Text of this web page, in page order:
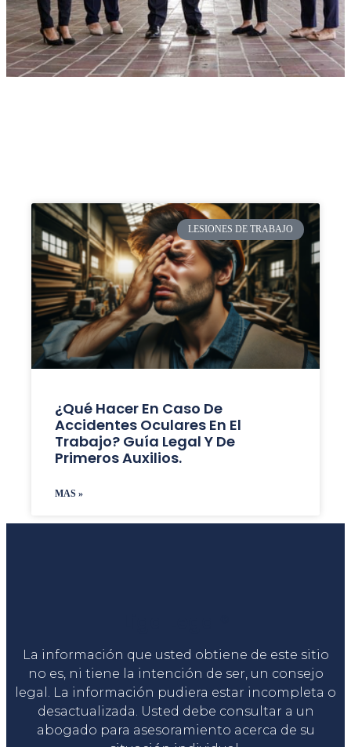
LESIONES DE TRABAJO
¿Qué Hacer En Caso De
Accidentes Oculares En El
Trabajo? Guía Legal Y De
Primeros Auxilios.
MAS »
La información que usted obtiene de este sitio
no es, ni tiene la intención de ser, un consejo
legal. La información pudiera estar incompleta o
desactualizada. Usted debe consultar a un
abogado para asesoramiento acerca de su